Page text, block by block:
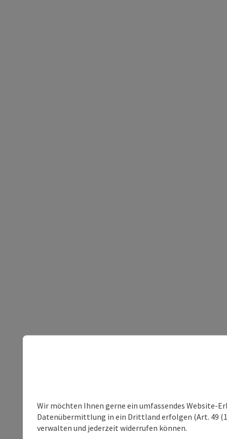
Wir möchten Ihnen gerne ein umfassendes Website-
Datenübermittlung in ein Drittland erfolgen (Art. 49
verwalten und jederzeit widerrufen können.